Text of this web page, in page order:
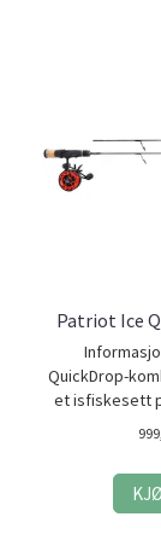
Patriot Ice
QuickDrop-
et isfiskesett